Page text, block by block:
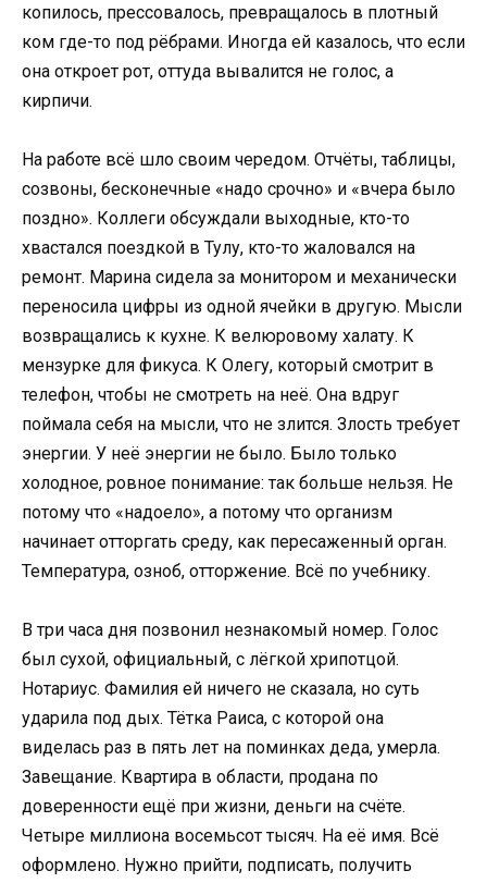
копилось, прессовалось, превращалось в плотный
ком где-то под рёбрами. Иногда ей казалось, что если
она откроет рот, оттуда вывалится не голос, а
кирпичи.
На работе всё шло своим чередом. Отчёты, таблицы,
созвоны, бесконечные «надо срочно» и «вчера было
поздно». Коллеги обсуждали выходные, кто-то
хвастался поездкой в Тулу, кто-то жаловался на
ремонт. Марина сидела за монитором и механически
переносила цифры из одной ячейки в другую. Мысли
возвращались к кухне. К велюровому халату. К
мензурке для фикуса. К Олегу, который смотрит в
телефон, чтобы не смотреть на неё. Она вдруг
поймала себя на мысли, что не злится. Злость требует
энергии. У неё энергии не было. Было только
холодное, ровное понимание: так больше нельзя. Не
потому что «надоело», а потому что организм
начинает отторгать среду, как пересаженный орган.
Температура, озноб, отторжение. Всё по учебнику.
В три часа дня позвонил незнакомый номер. Голос
был сухой, официальный, с лёгкой хрипотцой.
Нотариус. Фамилия ей ничего не сказала, но суть
ударила под дых. Тётка Раиса, с которой она
виделась раз в пять лет на поминках деда, умерла.
Завещание. Квартира в области, продана по
доверенности ещё при жизни, деньги на счёте.
Четыре миллиона восемьсот тысяч. На её имя. Всё
оформлено. Нужно прийти, подписать, получить